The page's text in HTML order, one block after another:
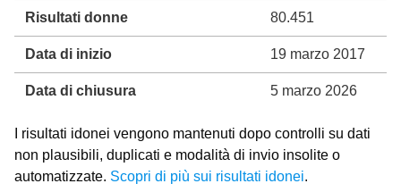
Risultati donne 80.451
Data di inizio 19 marzo 2017
Data di chiusura 5 marzo 2026
I risultati idonei vengono mantenuti dopo controlli su dati
non plausibili, duplicati e modalità di invio insolite o
automatizzate. Scopri di più sui risultati idonei.